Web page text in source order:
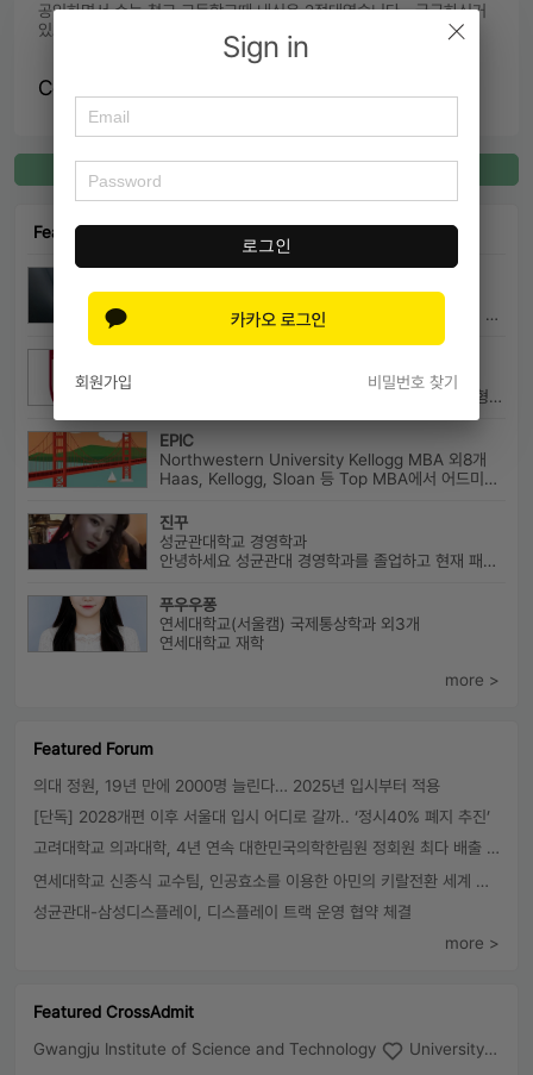
Sign in
로그인
회원가입 비밀번호 찾기
공익하면서 수능 쳤고 고등학교때 내신은 2점대였습니다~ 궁금하신거
있으시면 친절히 알려드립니당
Contents of Service
Featured Connect
서울대학교 의예과 외3개
서울대학교 의과대학 의예과 21학번으로 진학하게 될 박현수라고 합니다~
고려대학교(서울캠) 국어국문학과 외4개
고려대학교 국어국문학과 20학번 (학교추천 2 전형, 최초합) 성균관대...
EPIC
Northwestern University Kellogg MBA 외8개
Haas, Kellogg, Sloan 등 Top MBA에서 어드미션을 받았으며 21년 가을...
진꾸
성균관대학교 경영학과
안녕하세요 성균관대 경영학과를 졸업하고 현재 패션 회사 기획자로 있습니...
푸우우퐁
연세대학교(서울캠) 국제통상학과 외3개
연세대학교 재학
more >
Featured Forum
의대 정원, 19년 만에 2000명 늘린다… 2025년 입시부터 적용
[단독] 2028개편 이후 서울대 입시 어디로 갈까.. ‘정시40% 폐지 추진’
고려대학교 의과대학, 4년 연속 대한민국의학한림원 정회원 최다 배출 外
연세대학교 신종식 교수팀, 인공효소를 이용한 아민의 키랄전환 세계 최초로 성공
성균관대-삼성디스플레이, 디스플레이 트랙 운영 협약 체결
more >
Featured CrossAdmit
Gwangju Institute of Science and Technology
University of Seoul